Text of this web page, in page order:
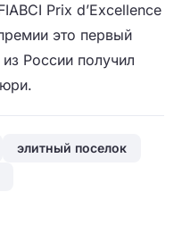
Prix d’Excellence
это первый
России получил
элитный поселок